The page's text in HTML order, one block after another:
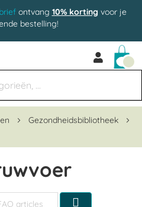
ontvang 10% korting voor je
bestelling!
Gezondheidsbibliotheek
Zoeken